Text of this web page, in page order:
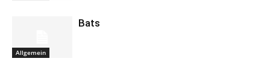
Allgemein
Bats